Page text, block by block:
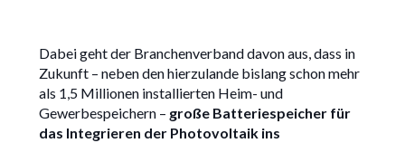
Dabei geht der Branchenverband davon aus, dass in
Zukunft – neben den hierzulande bislang schon mehr
als 1,5 Millionen installierten Heim- und
Gewerbespeichern – große Batteriespeicher für
das Integrieren der Photovoltaik ins